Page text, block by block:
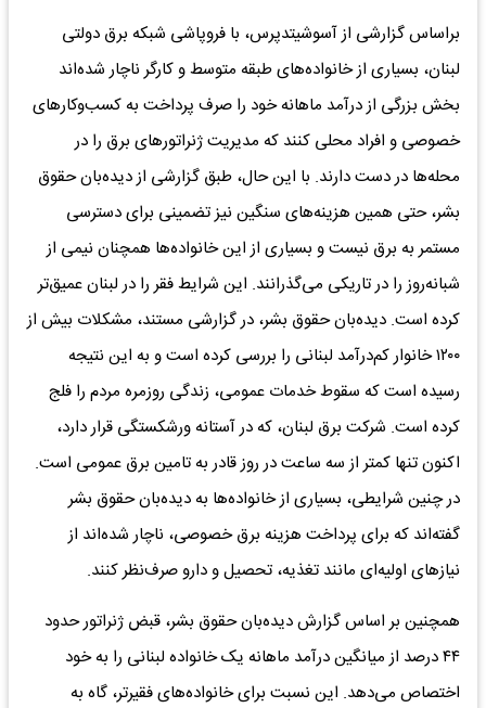
براساس گزارشی از آسوشیتدپرس، با فروپاشی شبکه برق دولتی
لبنان، بسیاری از خانواده‌های طبقه متوسط و کارگر ناچار شده‌اند
بخش بزرگی از درآمد ماهانه خود را صرف پرداخت به کسب‌وکارهای
خصوصی و افراد محلی کنند که مدیریت ژنراتورهای برق را در
محله‌ها در دست دارند. با این حال، طبق گزارشی از دیده‌بان حقوق
بشر، حتی همین هزینه‌های سنگین نیز تضمینی برای دسترسی
مستمر به برق نیست و بسیاری از این خانواده‌ها همچنان نیمی از
شبانه‌روز را در تاریکی می‌گذرانند. این شرایط فقر را در لبنان عمیق‌تر
کرده است. دیده‌بان حقوق بشر، در گزارشی مستند، مشکلات بیش از
۱۲۰۰ خانوار کم‌درآمد لبنانی را بررسی کرده است و به این نتیجه
رسیده است که سقوط خدمات عمومی، زندگی روزمره مردم را فلج
کرده است. شرکت برق لبنان، که در آستانه ورشکستگی قرار دارد،
اکنون تنها کمتر از سه ساعت در روز قادر به تامین برق عمومی است.
در چنین شرایطی، بسیاری از خانواده‌ها به دیده‌بان حقوق بشر
گفته‌اند که برای پرداخت هزینه‌ برق خصوصی، ناچار شده‌اند از
نیازهای اولیه‌ای مانند تغذیه، تحصیل و دارو صرف‌نظر کنند.
همچنین بر اساس گزارش دیده‌بان حقوق بشر، قبض ژنراتور حدود
۴۴ درصد از میانگین درآمد ماهانه یک خانواده لبنانی را به خود
اختصاص می‌دهد. این نسبت برای خانواده‌های فقیرتر، گاه به